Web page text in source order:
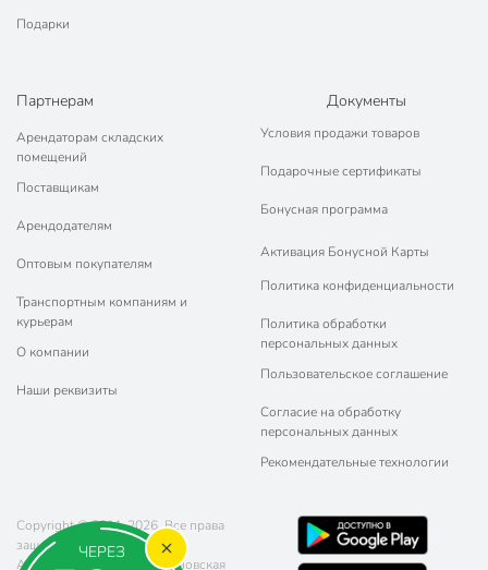
ЧЕРЕЗ
Подарки
Партнерам
Арендаторам складских
помещений
Поставщикам
Арендодателям
Оптовым покупателям
Транспортным компаниям и
курьерам
О компании
Наши реквизиты
Документы
Условия продажи товаров
Подарочные сертификаты
Бонусная программа
Активация Бонусной Карты
Политика конфиденциальности
Политика обработки
персональных данных
Пользовательское соглашение
Согласие на обработку
персональных данных
Рекомендательные технологии
Copyright © 2011-2026. Все права
защищены.
Адрес: г. Москва, ул. Чертановская